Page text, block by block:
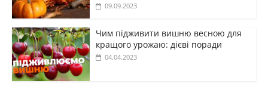
09.09.2023
Чим підживити вишню весною для
кращого урожаю: дієві поради
04.04.2023